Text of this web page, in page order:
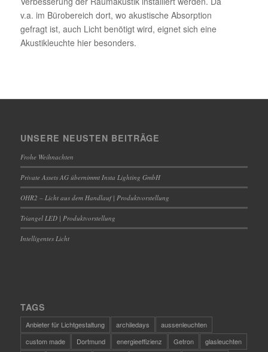
v.a. im Bürobereich dort, wo akustische Absorption
gefragt ist, auch Licht benötigt wird, eignet sich eine
Akustikleuchte hier besonders.
UNSERE NEUSTEN BEITRÄGE
Frohe Weihnachten
Private Assets AG übernimmt Insta Lighting GmbH
OHR2 – Licht aus dem Handlauf | Produktvorstellung
Triangel LED | Produktvorstellung
Intelligentes Licht
TAGS
Anbieter für Lichtgestaltung archiledays
aussenleuchten
custom made
Dortmund energieeffizienz Getron
glasleuchten